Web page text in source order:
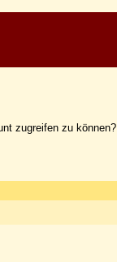
zugreifen zu können?